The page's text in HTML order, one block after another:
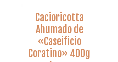
Cacioricotta
Ahumado de
«Caseificio
Coratino» 400g